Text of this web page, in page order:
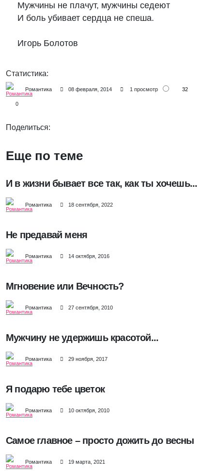
Мужчины не плачут, мужчины седеют
И боль убивает сердца не спеша.
Игорь Болотов
Статистика:
Романтика 08 февраля, 2014 1 просмотр 32
0
Поделиться:
Еще по теме
И в жизни бывает все так, как ты хочешь...
Романтика 18 сентября, 2022
Не предавай меня
Романтика 14 октября, 2016
Мгновение или Вечность?
Романтика 27 сентября, 2010
Мужчину не удержишь красотой...
Романтика 29 ноября, 2017
Я подарю тебе цветок
Романтика 10 октября, 2010
Самое главное – просто дожить до весны
Романтика 19 марта, 2021